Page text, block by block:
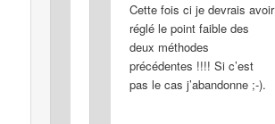
Cette fois ci je devrais avoir
réglé le point faible des
deux méthodes
précédentes !!!! Si c’est
pas le cas j’abandonne ;-).